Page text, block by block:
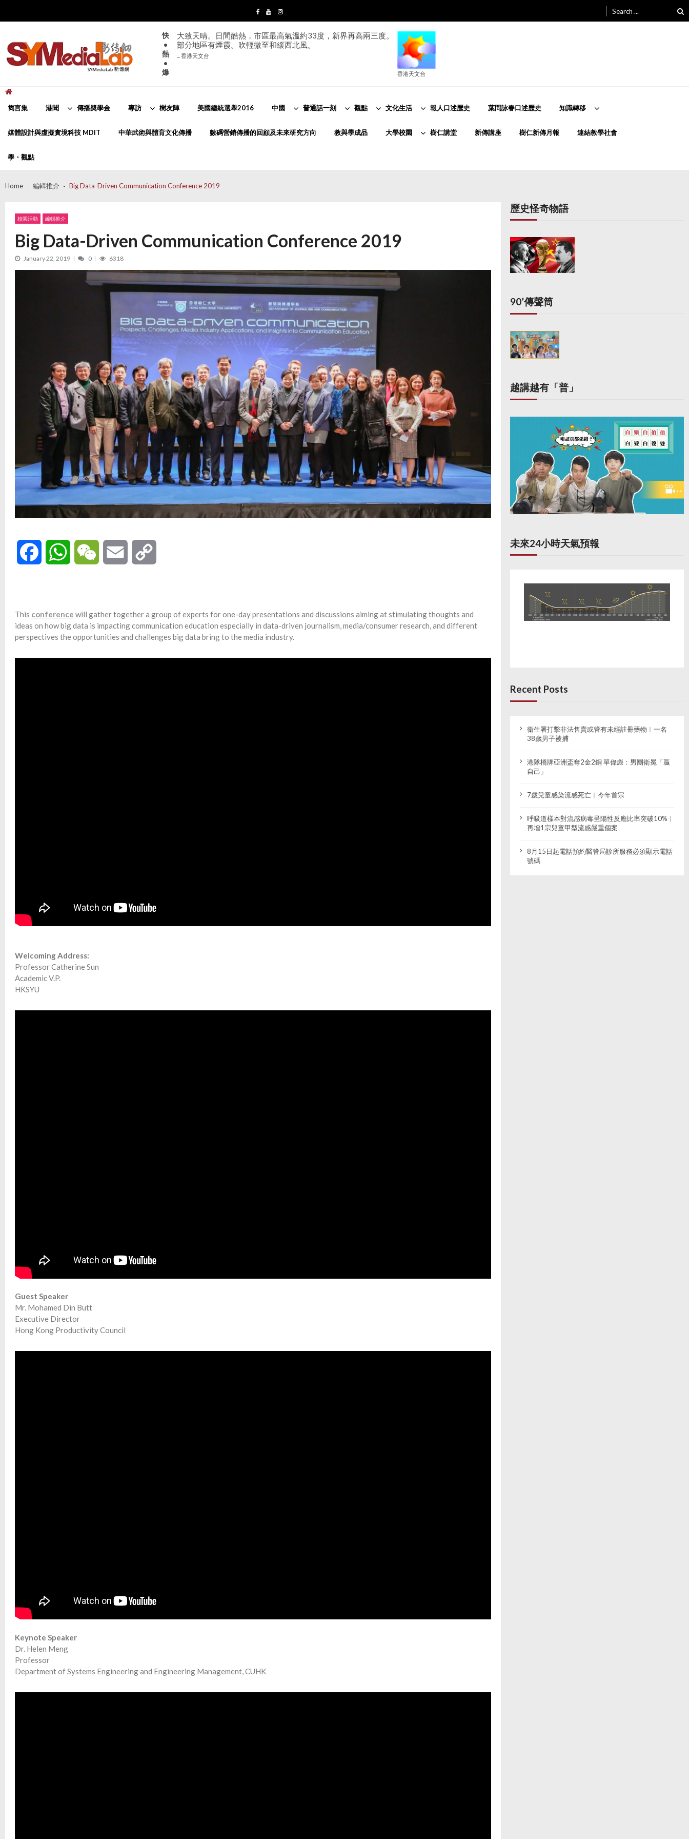
navigation
content
for:
快
•
熱
•
爆
大致天晴。日間酷熱，市區最高氣溫約33度，新界再高兩三度。
部分地區有煙霞。吹輕微至和緩西北風。
... 香港天文台
香港天文台
雋言集 港聞 傳播奬學金 專訪 樹友陣 美國總統選舉2016 中國 普通話一刻 觀點 文化生活 報人口述歷史 葉問詠春口述歷史 知識轉移
媒體設計與虛擬實境科技 MDIT 中華武術與體育文化傳播 數碼營銷傳播的回顧及未來研究方向 教與學成品 大學校園 樹仁講堂 新傳講座 樹仁新傳月報 連結教學社會
學・觀點
Home 編輯推介 Big Data-Driven Communication Conference 2019
校園活動 編輯推介
Big Data-Driven Communication Conference 2019
January 22, 2019 0 6318
Facebook WhatsAppWeChat Email
This conference will gather together a group of experts for one-day presentations and discussions aiming at stimulating thoughts and
ideas on how big data is impacting communication education especially in data-driven journalism, media/consumer research, and different
perspectives the opportunities and challenges big data bring to the media industry.
Welcoming Address:
Professor Catherine Sun
Academic V.P.
HKSYU
Guest Speaker
Mr. Mohamed Din Butt
Executive Director
Hong Kong Productivity Council
Keynote Speaker
Dr. Helen Meng
Professor
Department of Systems Engineering and Engineering Management, CUHK
歷史怪奇物語
90’傳聲筒
越講越有「普」
未來24小時天氣預報
Recent Posts
衞生署打擊非法售賣或管有未經註冊藥物︱一名
38歲男子被捕
港隊橋牌亞洲盃奪2金2銅 單偉彪：男團衛冕「贏
自己」
7歲兒童感染流感死亡︱今年首宗
呼吸道樣本對流感病毒呈陽性反應比率突破10%︱
再增1宗兒童甲型流感嚴重個案
8月15日起電話預約醫管局診所服務必須顯示電話
號碼